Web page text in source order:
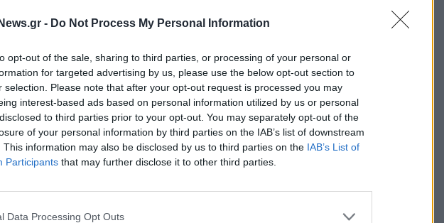
- Do Not Process My Personal Information
opt-out of the sale, sharing to third parties, or processing of your personal or
for targeted advertising by us, please use the below opt-out section to
selection. Please note that after your opt-out request is processed you may
interest-based ads based on personal information utilized by us or personal
to third parties prior to your opt-out. You may separately opt-out of the
of your personal information by third parties on the IAB’s list of downstream
This information may also be disclosed by us to third parties on the IAB’s List of
Participants that may further disclose it to other third parties.
Data Processing Opt Outs
(EBITDA) ανήλθαν σε €25,2 εκατ. έναντι
€17,3 εκατ. το 2022 και τα κέρδη μετά
σε €6,6 εκατ. έναντι €13,9 εκατ.
ΜΟΝ. Α.Ε. επέστρεψε στα θετικά αποτελέσματα με
πελατολογίου και την αύξηση του μικτού
τα λοιπά λειτουργικά έξοδα παρουσίασαν
ζημίες λόγω δύο εκτεταμένων δεξαμενισμών
Τέλος, τα αποτελέσματα τηςΕΛΙΝ Σταθμοί Α.Ε
του πλαφόν στο μικτό περιθώριο κέρδους
νέα σημεία πώλησης.